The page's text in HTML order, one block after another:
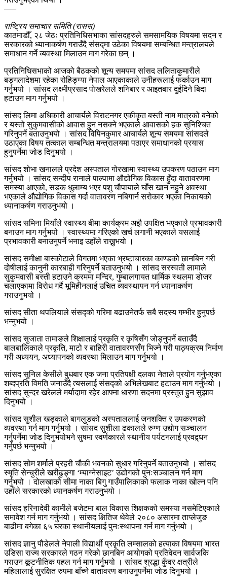
–––
राष्ट्रिय समाचार समिति (रासस)
काठमाडौँ, २८ जेठः प्रतिनिधिसभाका सांसदहरुले समसामयिक विषयमा सदन र
सरकारको ध्यानाकर्षण गराउँदै संसद्मा उठेका विषयमा सम्बन्धित मन्त्रालयले
समाधान गर्ने व्यवस्था मिलाउन माग गरेका छन् ।
प्रतिनिधिसभाको आजको बैठकको शून्य समयमा सांसद ललिताकुमारीले
बङ्गलादेशमा रहेका रोहिङ्ग्या नेपाल आएकाकाले उनीहरूलाई फर्काउन माग
गर्नुभयो । सांसद लक्ष्मीप्रसाद पोखरेलले शनिबार र आइतबार दुईदिने बिदा
हटाउन माग गर्नुभयो ।
सांसद लिमा अधिकारी आचार्यले विराटनगर एकीकृत बस्ती नाम मात्रको बनेको
र यस्तो सुकुमवासीको आवास हुन नसक्ने भएकाले आवासको हक सुनिश्चित
गरिनुपर्ने बताउनुभयो । सांसद विपिनकुमार आचार्यले शून्य समयमा सांसदले
उठाएका विषय तत्काल सम्बन्धित मन्त्रालयमा पठाएर समाधानको प्रयास
हुनुपर्नेमा जोड दिनुभयो ।
सांसद शोभा खनालले प्रदेश अस्पताल गोरखामा स्वास्थ्य उपकरण पठाउन माग
गर्नुभयो । सांसद सन्दीप रानाले पाल्पामा औद्योगिक विकास हुँदा वातावरणमा
समस्या आएको, सडक धुलाम्य भएर पशु चौपायाले घाँस खान नहुने अवस्था
भएकाले औद्योगिक विकास गर्दा वातावरण नबिगार्न सरोकार भएका निकायको
ध्यानाकर्षण गराउनुभयो ।
सांसद समिना मियाँले स्वास्थ्य बीमा कार्यक्रम अझै उपक्षित भएकाले प्रभावकारी
बनाउन माग गर्नुभयो । स्वास्थ्यमा गरिएको खर्च लगानी भएकाले यसलाई
प्रभावकारी बनाउनुपर्ने भनाइ उहाँले राख्नुभयो ।
सांसद समीक्षा बास्कोटाले विगतमा भएका भ्रष्टाचारका काण्डको छानबिन गरी
दोषीलाई कानुनी कारबाही गरिनुपर्ने बताउनुभयो । सांसद सरस्वती लामाले
सुकुमवासी बस्ती हटाउने क्रममा मन्दिर, गुम्बालगायत धार्मिक स्थलमा डोजर
चलाएकामा विरोध गर्दै भूमिहीनलाई उचित व्यवस्थापन गर्न ध्यानाकर्षण
गराउनुभयो ।
सांसद सीता थपलियाले संसद्को गरिमा बढाउनेतर्फ सबै सदस्य गम्भीर हुनुपर्छ
भन्नुभयो ।
सांसद सुजाता तामाङले शिक्षालाई प्रकृति र कृषिसँग जोड्नुपर्ने बताउँदै
बालबालिकाले प्रकृति, माटो र बाहिरी वातावरणसँग भिज्ने गरी पाठ्यक्रम निर्माण
गरी अध्ययन, अध्यापनको व्यवस्था मिलाउन माग गर्नुभयो ।
सांसद सुनिल केसीले बुधबार एक जना प्रतिपक्षी दलका नेताले प्रयोग गर्नुभएका
शब्दप्रति विमति जनाउँदै त्यसलाई संसद्को अभिलेखबाट हटाउन माग गर्नुभयो ।
सांसद सुन्दर खरेलले मर्यादामा रहेर आफ्ना धारणा सदनमा प्रस्तुत हुन सुझाव
दिनुभयो ।
सांसद सुशील खड्काले बागलुङको अस्पताललाई जनशक्ति र उपकरणको
व्यवस्था गर्न माग गर्नुभयो । सांसद सुशीला ढकालले रुग्ण उद्योग सञ्चालन
गर्नुपर्नेमा जोड दिनुभयोभने सुषमा स्वर्णकारले स्थानीय पर्यटनलाई प्रवद्र्धन
गर्नुपर्छ भन्नुभयो ।
सांसद सोम शर्माले प्रहरी चौकी भवनको सुधार गरिनुपर्ने बताउनुभयो । सांसद
स्मृति सेन्चुरीले खरीढुङ्गा ‘म्याग्नेसाइट’ उद्योगको पुनःसञ्चालन गर्न माग
गर्नुभयो । दोलखाको सीमा नाका बिगु गाउँपालिकाको फलाक नाका खोल्न पनि
उहाँले सरकारको ध्यानकर्षण गराउनुभयो ।
सांसद हरिनादेवी कामीले बजेटमा बाल विकास शिक्षकको समस्या नसमेटिएकाले
समावेश गर्न माग गर्नुभयो । सांसद क्षितिज थेवेले २०८० असारमा ताप्लेजुङ
बाढीमा बगेका ६५ घरका स्थानीयलाई पुनःस्थापना गर्न माग गर्नुभयो ।
सांसद ज्ञानु पौडेलले नेपाली विद्यार्थी प्रकृति लम्सालको हत्याका विषयमा भारत
उडिसा राज्य सरकारले गठन गरेको छानबिन आयोगको प्रतिवेदन सार्वजकि
गराउन कूटनीतिक पहल गर्न माग गर्नुभयो । सांसद श्रद्धा कुँवर क्षत्रीले
महिलालाई सुरक्षित रुपमा बाँच्ने वातावरण बनाउनुपर्नेमा जोड दिनुभयो ।